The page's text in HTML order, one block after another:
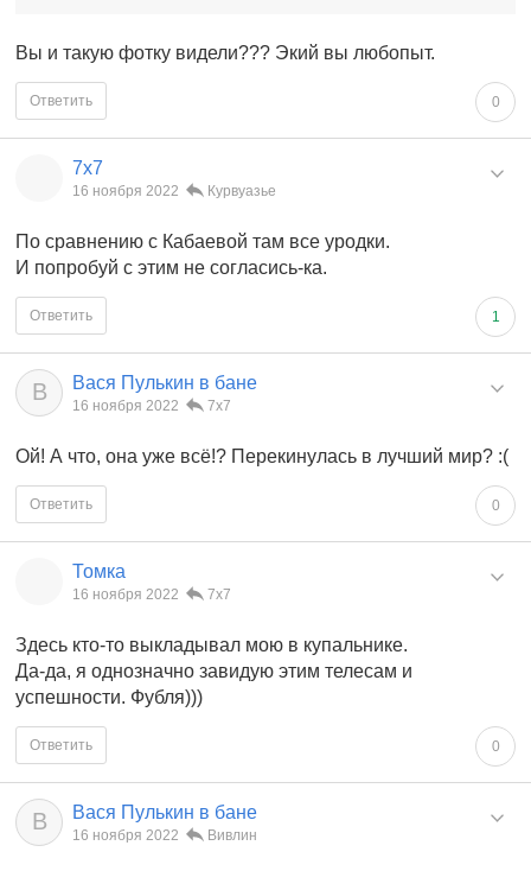
Вы и такую фотку видели??? Экий вы любопыт.
0
Ответить
7x7
16 ноября 2022 Курвуазье
По сравнению с Кабаевой там все уродки.
И попробуй с этим не согласись-ка.
1
Ответить
В Вася Пулькин в бане
16 ноября 2022 7x7
Ой! А что, она уже всё!? Перекинулась в лучший мир? :(
0
Ответить
Томка
16 ноября 2022 7x7
Здесь кто-то выкладывал мою в купальнике.
Да-да, я однозначно завидую этим телесам и
успешности. Фубля)))
0
Ответить
В Вася Пулькин в бане
16 ноября 2022 Вивлин